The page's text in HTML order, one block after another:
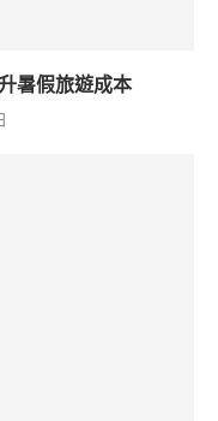
暑假旅遊成本